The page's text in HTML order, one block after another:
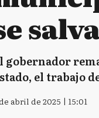
gobernador
el trabajo
abril de 2025 | 15:01